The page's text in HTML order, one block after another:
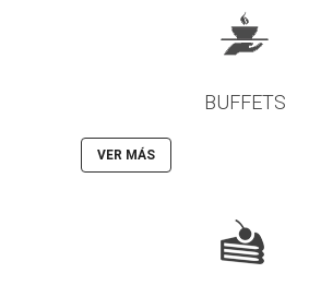
BUFFETS
VER MÁS